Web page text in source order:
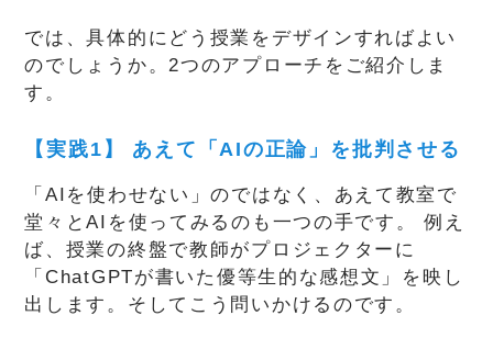
では、具体的にどう授業をデザインすればよい
のでしょうか。2つのアプローチをご紹介しま
す。
【実践1】 あえて「AIの正論」を批判させる
「AIを使わせない」のではなく、あえて教室で
堂々とAIを使ってみるのも一つの手です。 例え
ば、授業の終盤で教師がプロジェクターに
「ChatGPTが書いた優等生的な感想文」を映し
出します。そしてこう問いかけるのです。